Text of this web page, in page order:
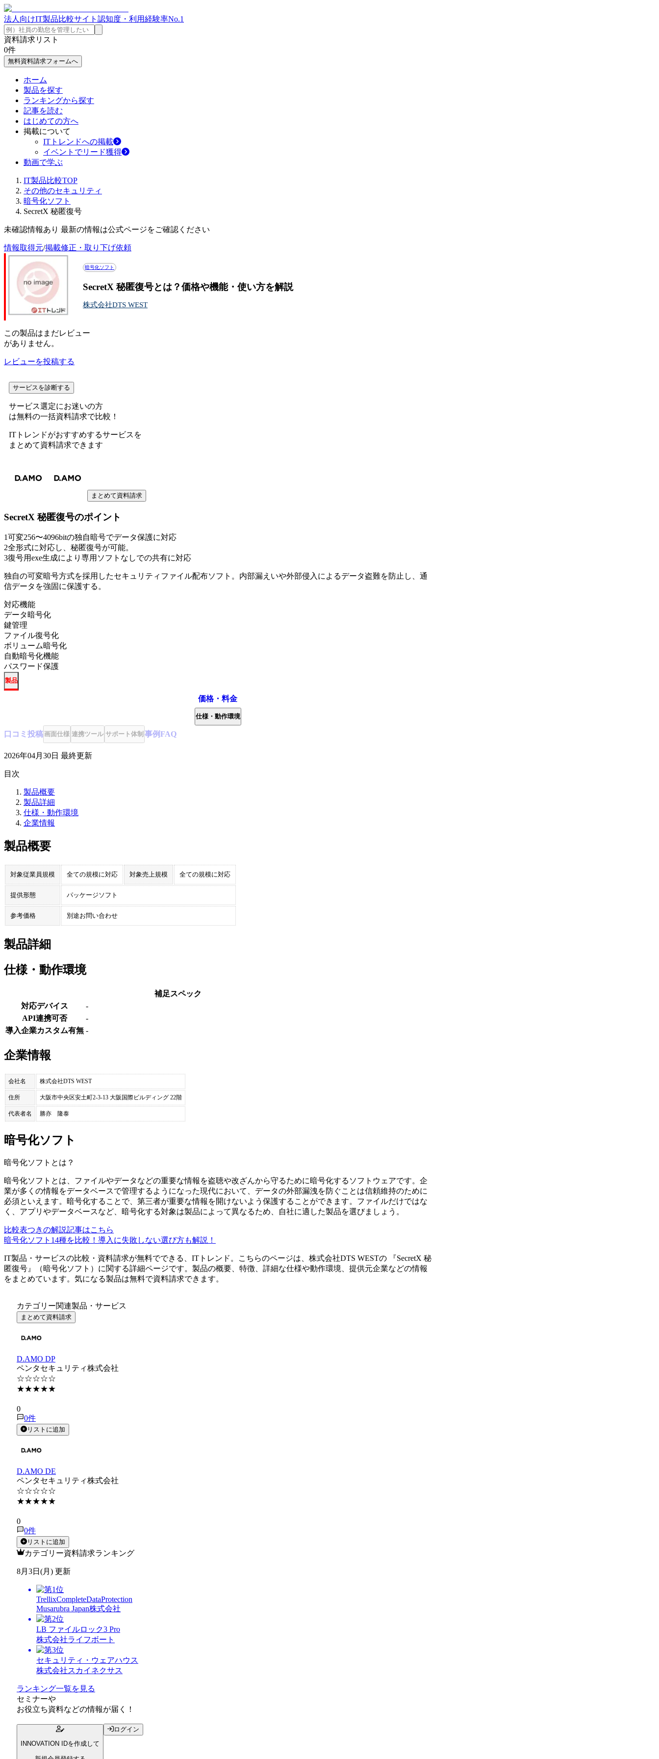
法人向けIT製品比較サイト 認知度・利用経験率No.1
資料請求リスト
0件
無料資料請求フォームへ
ホーム
製品を探す
ランキングから探す
記事を読む
はじめての方へ
掲載について
ITトレンドへの掲載
イベントでリード獲得
動画で学ぶ
IT製品比較TOP
その他のセキュリティ
暗号化ソフト
SecretX 秘匿復号
未確認情報あり 最新の情報は公式ページをご確認ください
情報取得元/掲載修正・取り下げ依頼
暗号化ソフト
SecretX 秘匿復号とは？価格や機能・使い方を解説
株式会社DTS WEST
この製品はまだレビュー
がありません。
レビューを投稿する
サービスを診断する
サービス選定にお迷いの方
は無料の一括資料請求で比較！
ITトレンドがおすすめするサービスを
まとめて資料請求できます
まとめて資料請求
SecretX 秘匿復号のポイント
1可変256〜4096bitの独自暗号でデータ保護に対応
2全形式に対応し、秘匿復号が可能。
3復号用exe生成により専用ソフトなしでの共有に対応
独自の可変暗号方式を採用したセキュリティファイル配布ソフト。内部漏えいや外部侵入によるデータ盗難を防止し、通
信データを強固に保護する。
対応機能
データ暗号化
鍵管理
ファイル復号化
ボリューム暗号化
自動暗号化機能
パスワード保護
製品
価格・料金
仕様・動作環境
口コミ 投稿画面仕様 連携ツール サポート体制 事例FAQ
2026年04月30日 最終更新
目次
製品概要
製品詳細
仕様・動作環境
企業情報
製品概要
対象従業員規模 全ての規模に対応 対象売上規模 全ての規模に対応
提供形態 パッケージソフト
参考価格 別途お問い合わせ
製品詳細
仕様・動作環境
補足スペック
対応デバイス
-
API連携可否
-
導入企業カスタム有無 -
企業情報
会社名 株式会社DTS WEST
住所 大阪市中央区安土町2-3-13 大阪国際ビルディング 22階
代表者名 勝亦 隆泰
暗号化ソフト
暗号化ソフト とは？
暗号化ソフトとは、ファイルやデータなどの重要な情報を盗聴や改ざんから守るために暗号化するソフトウェアです。企
業が多くの情報をデータベースで管理するようになった現代において、データの外部漏洩を防ぐことは信頼維持のために
必須といえます。暗号化することで、第三者が重要な情報を開けないよう保護することができます。ファイルだけではな
く、アプリやデータベースなど、暗号化する対象は製品によって異なるため、自社に適した製品を選びましょう。
比較表つきの解説記事はこちら
暗号化ソフト14種を比較！導入に失敗しない選び方も解説！
IT製品・サービスの比較・資料請求が無料でできる、ITトレンド。こちらのページは、 株式会社DTS WESTの 『SecretX 秘
匿復号 』（暗号化ソフト ）に関する詳細ページです。製品の概要、特徴、詳細な仕様や動作環境、提供元企業などの情報
をまとめています。気になる製品は無料で資料請求できます。
カテゴリー関連製品・サービス
まとめて資料請求
D.AMO DP
ペンタセキュリティ株式会社
☆☆☆☆☆
★★★★★
0
0件
リストに追加
D.AMO DE
ペンタセキュリティ株式会社
☆☆☆☆☆
★★★★★
0
0件
リストに追加
カテゴリー資料請求ランキング
8月3日(月) 更新
TrellixCompleteDataProtection
Musarubra Japan株式会社
LB ファイルロック3 Pro
株式会社ライフボート
セキュリティ・ウェアハウス
株式会社スカイネクサス
ランキング一覧を見る
セミナーや
お役立ち資料などの情報が届く！
INNOVATION IDを作成して
ログイン